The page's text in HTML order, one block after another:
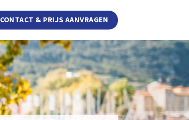
CONTACT & PRIJS AANVRAGEN